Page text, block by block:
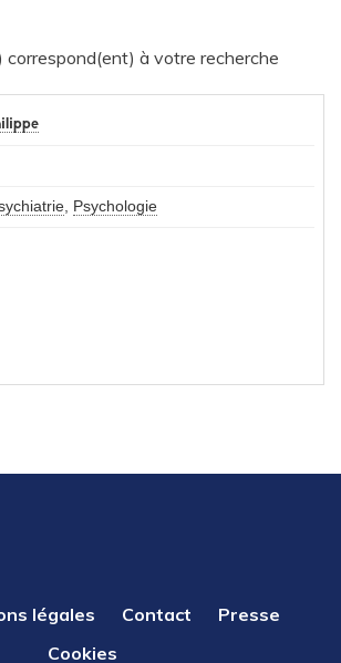
correspond(ent) à votre recherche
, Psychologie
légales Contact
Presse
Cookies